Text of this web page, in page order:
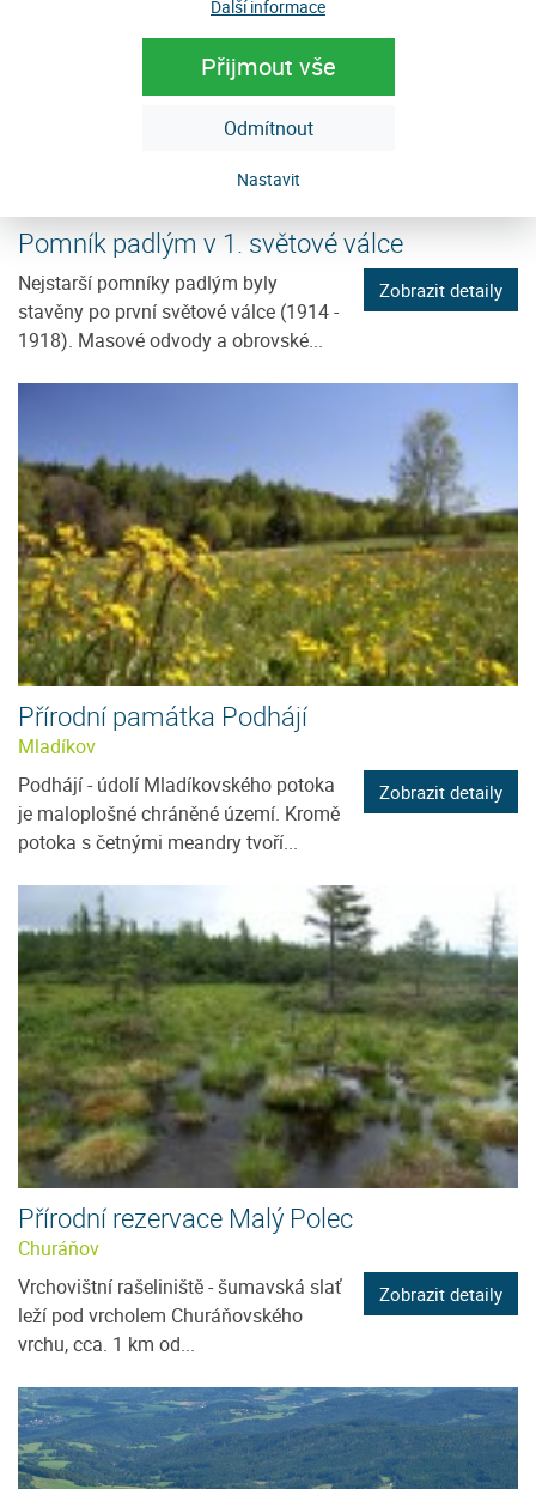
Další informace
Přijmout vše
Odmítnout
Nastavit
Pomník padlým v 1. světové válce
Nejstarší pomníky padlým byly
stavěny po první světové válce (1914 -
1918). Masové odvody a obrovské...
Zobrazit detaily
Přírodní památka Podhájí
Mladíkov
Podhájí - údolí Mladíkovského potoka
je maloplošné chráněné území. Kromě
potoka s četnými meandry tvoří...
Zobrazit detaily
Přírodní rezervace Malý Polec
Churáňov
Vrchovištní rašeliniště - šumavská slať
leží pod vrcholem Churáňovského
vrchu, cca. 1 km od...
Zobrazit detaily